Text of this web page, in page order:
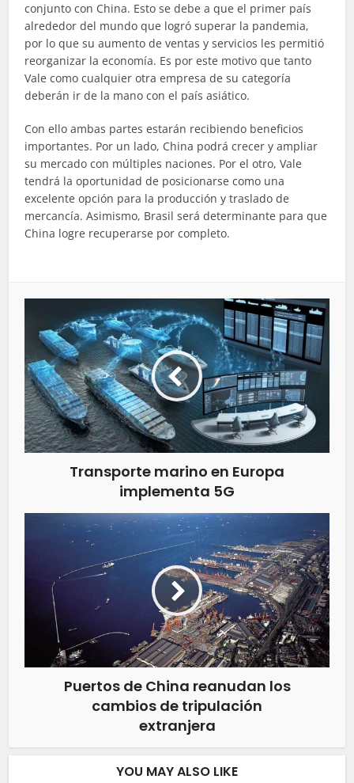
conjunto con China. Esto se debe a que el primer país
alrededor del mundo que logró superar la pandemia,
por lo que su aumento de ventas y servicios les permitió
reorganizar la economía. Es por este motivo que tanto
Vale como cualquier otra empresa de su categoría
deberán ir de la mano con el país asiático.
Con ello ambas partes estarán recibiendo beneficios
importantes. Por un lado, China podrá crecer y ampliar
su mercado con múltiples naciones. Por el otro, Vale
tendrá la oportunidad de posicionarse como una
excelente opción para la producción y traslado de
mercancía. Asimismo, Brasil será determinante para que
China logre recuperarse por completo.
Transporte marino en Europa
implementa 5G
Puertos de China reanudan los
cambios de tripulación
extranjera
YOU MAY ALSO LIKE